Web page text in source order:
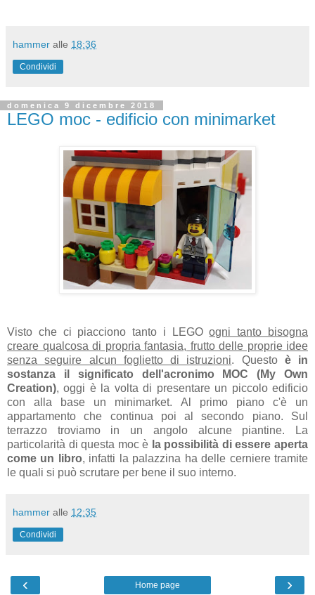
hammer alle 18:36
Condividi
domenica 9 dicembre 2018
LEGO moc - edificio con minimarket
Visto che ci piacciono tanto i LEGOogni tanto bisogna
creare qualcosa di propria fantasia, frutto delle proprie idee
senza seguire alcun foglietto di istruzioni. Questo è in
sostanza il significato dell'acronimo MOC (My Own
Creation), oggi è la volta di presentare un piccolo edificio
con alla base un minimarket. Al primo piano c'è un
appartamento che continua poi al secondo piano. Sul
terrazzo troviamo in un angolo alcune piantine. La
particolarità di questa moc è la possibilità di essere aperta
come un libro, infatti la palazzina ha delle cerniere tramite
le quali si può scrutare per bene il suo interno.
hammer alle 12:35
Condividi
‹ ›
Home page